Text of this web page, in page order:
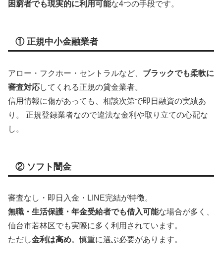
困窮者でも現実的に利用可能な4つの手段です。
① 正規中小金融業者
アロー・フクホー・セントラルなど、 ブラックでも柔軟に
審査対応してくれる正規の貸金業者。
信用情報に傷があっても、相談次第で即日融資の実績あ
り。 正規登録業者なので違法な金利や取り立ての心配な
し。
② ソフト闇金
審査なし・即日入金・LINE完結が特徴。
無職・生活保護・年金受給者でも借入可能な場合が多く、
仙台市若林区でも実際に多く利用されています。
ただし金利は高め。慎重に選ぶ必要があります。